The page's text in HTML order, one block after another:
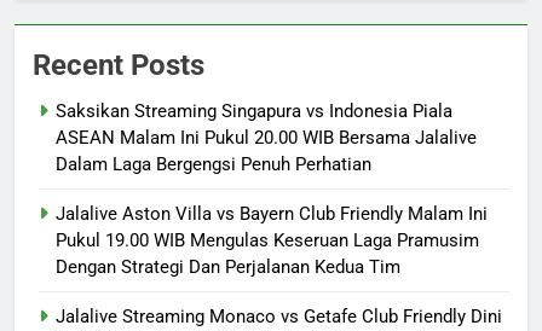
Recent Posts
Saksikan Streaming Singapura vs Indonesia Piala
ASEAN Malam Ini Pukul 20.00 WIB Bersama Jalalive
Dalam Laga Bergengsi Penuh Perhatian
Jalalive Aston Villa vs Bayern Club Friendly Malam Ini
Pukul 19.00 WIB Mengulas Keseruan Laga Pramusim
Dengan Strategi Dan Perjalanan Kedua Tim
Jalalive Streaming Monaco vs Getafe Club Friendly Dini